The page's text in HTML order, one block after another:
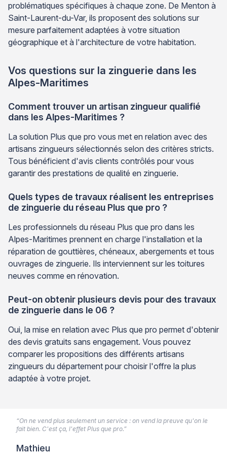
problématiques spécifiques à chaque zone. De Menton à
Saint-Laurent-du-Var, ils proposent des solutions sur
mesure parfaitement adaptées à votre situation
géographique et à l'architecture de votre habitation.
Vos questions sur la zinguerie dans les
Alpes-Maritimes
Comment trouver un artisan zingueur qualifié
dans les Alpes-Maritimes ?
La solution Plus que pro vous met en relation avec des
artisans zingueurs sélectionnés selon des critères stricts.
Tous bénéficient d'avis clients contrôlés pour vous
garantir des prestations de qualité en zinguerie.
Quels types de travaux réalisent les entreprises
de zinguerie du réseau Plus que pro ?
Les professionnels du réseau Plus que pro dans les
Alpes-Maritimes prennent en charge l'installation et la
réparation de gouttières, chéneaux, abergements et tous
ouvrages de zinguerie. Ils interviennent sur les toitures
neuves comme en rénovation.
Peut-on obtenir plusieurs devis pour des travaux
de zinguerie dans le 06 ?
Oui, la mise en relation avec Plus que pro permet d'obtenir
des devis gratuits sans engagement. Vous pouvez
comparer les propositions des différents artisans
zingueurs du département pour choisir l'offre la plus
adaptée à votre projet.
“On ne vend plus seulement un service : on vend la preuve qu'on le
fait bien. C'est ça, l'effet Plus que pro.”
Mathieu